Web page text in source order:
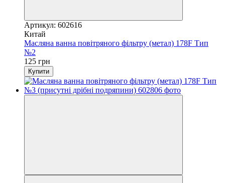
Артикул: 602616
Китай
Масляна ванна повітряного фільтру (метал) 178F Тип
№2
125 грн
Купити